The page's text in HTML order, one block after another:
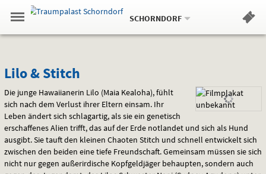
Springe
zum
,zum
.
Navigation
Gehe
zur
Standortauswahl
Standort:
SCHORNDORF.
Hinweis
Lilo
&
Stitch
Lilo & Stitch
Die junge Hawaiianerin Lilo (Maia Kealoha), fühlt
sich nach dem Verlust ihrer Eltern einsam. Ihr
Leben ändert sich schlagartig, als sie ein genetisch
erschaffenes Alien trifft, das auf der Erde notlandet und sich als Hund
ausgibt. Sie tauft den kleinen Chaoten Stitch und schnell entwickelt sich
zwischen den beiden eine tiefe Freundschaft. Gemeinsam müssen sie sich
nicht nur gegen außerirdische Kopfgeldjäger behaupten, sondern auch